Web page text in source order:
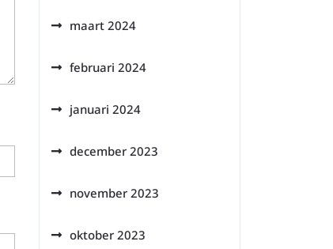
maart 2024
februari 2024
januari 2024
december 2023
november 2023
oktober 2023